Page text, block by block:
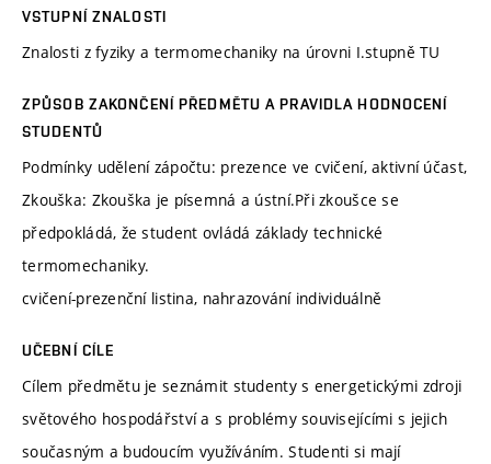
VSTUPNÍ ZNALOSTI
Znalosti z fyziky a termomechaniky na úrovni I.stupně TU
ZPŮSOB ZAKONČENÍ PŘEDMĚTU A PRAVIDLA HODNOCENÍ
STUDENTŮ
Podmínky udělení zápočtu: prezence ve cvičení, aktivní účast,
Zkouška: Zkouška je písemná a ústní.Při zkoušce se
předpokládá, že student ovládá základy technické
termomechaniky.
cvičení-prezenční listina, nahrazování individuálně
UČEBNÍ CÍLE
Cílem předmětu je seznámit studenty s energetickými zdroji
světového hospodářství a s problémy souvisejícími s jejich
současným a budoucím využíváním. Studenti si mají